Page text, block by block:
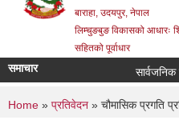
बाराहा, उदयपुर, नेपाल
लिम्चुङबुङ विकासको आधारः
सहितको पूर्वाधार
समाचार सार्वजनिक
You are here
Home » प्रतिवेदन » चौमासिक प्रगति